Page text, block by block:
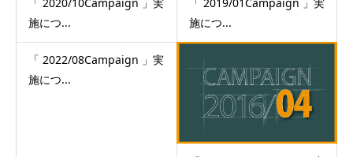
施につ...
施につ...
「 2022/08Campaign 」実
施につ...